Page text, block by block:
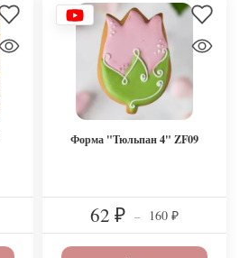
Форма "Тюльпан 4" ZF09
62 ₽ – 160 ₽